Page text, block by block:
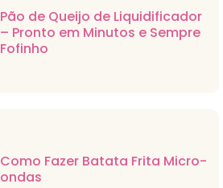
Pão de Queijo de Liquidificador
– Pronto em Minutos e Sempre
Fofinho
Como Fazer Batata Frita Micro-
ondas